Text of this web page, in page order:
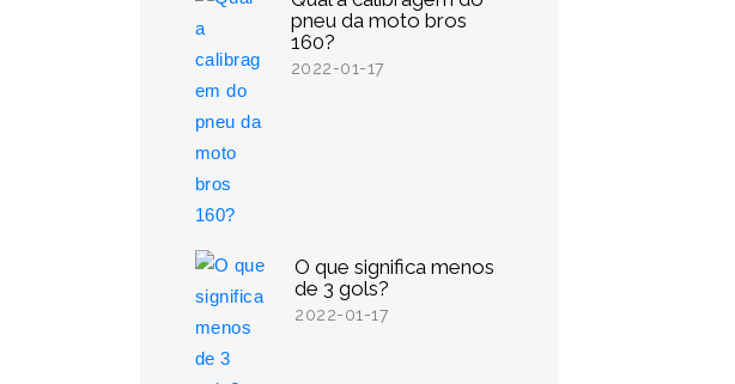
pneu da moto bros
160?
2022-01-17
O que significa menos
de 3 gols?
2022-01-17